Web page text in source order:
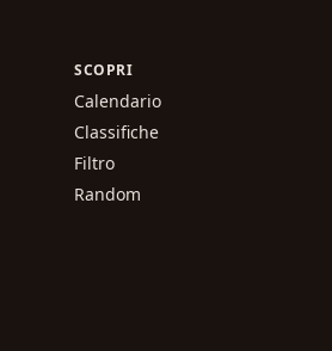
SCOPRI
Calendario
Classifiche
Filtro
Random